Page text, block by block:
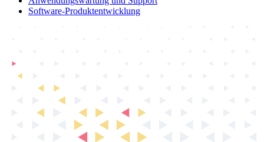
Software-Produktentwicklung